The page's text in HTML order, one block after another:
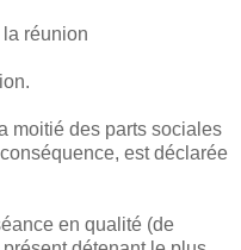
réunion
moitié des parts sociales
est déclarée
en qualité (de